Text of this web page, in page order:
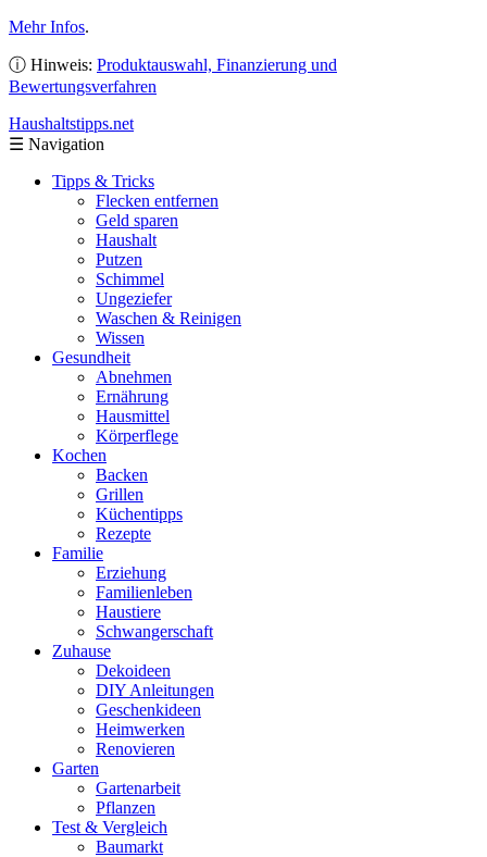
Mehr Infos.
ⓘ Hinweis: Produktauswahl, Finanzierung und
Bewertungsverfahren
Haushaltstipps.net
☰ Navigation
Tipps & Tricks
Flecken entfernen
Geld sparen
Haushalt
Putzen
Schimmel
Ungeziefer
Waschen & Reinigen
Wissen
Gesundheit
Abnehmen
Ernährung
Hausmittel
Körperflege
Kochen
Backen
Grillen
Küchentipps
Rezepte
Familie
Erziehung
Familienleben
Haustiere
Schwangerschaft
Zuhause
Dekoideen
DIY Anleitungen
Geschenkideen
Heimwerken
Renovieren
Garten
Gartenarbeit
Pflanzen
Test & Vergleich
Baumarkt